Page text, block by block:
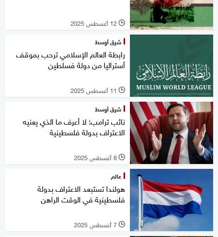
l 12 أغسطس 2025
شرق أوسط
رابطة العالم الإسلامي ترحب بموقف
أستراليا من دولة فسلطين
l 11 أغسطس 2025
شرق أوسط
نائب ترامب: لا أعرف ما الذي يعنيه
الاعتراف بدولة فلسطينية
l 8 أغسطس 2025
عالم
هولندا تستبعد الاعتراف بدولة
فلسطينية في الوقت الراهن
l 7 أغسطس 2025